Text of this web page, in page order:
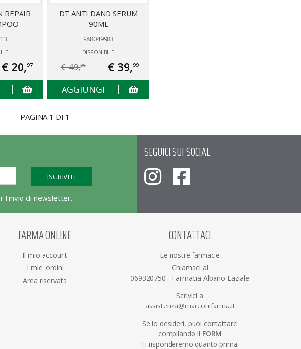
REPAIR
€ 20,97
DT ANTI DAND SERUM
90ML
988049983
DISPONIBILE
€ 49,99 € 39,99
AGGIUNGI
PAGINA 1 DI 1
l'invio di newsletter.
SEGUICI SUI SOCIAL
FARMA ONLINE
Il mio account
I miei ordini
Area riservata
CONTATTACI
Le nostre farmacie
Chiamaci al
069320750 - Farmacia Albano Laziale
Scrivici a
assistenza@marconifarma.it
Se lo desideri, puoi contattarci
compilando il FORM
Ti risponderemo quanto prima.